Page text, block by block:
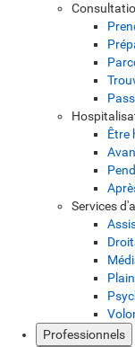
Être
Services
Professionnels